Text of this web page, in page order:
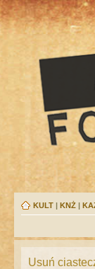
KULT | KNŻ |
Usuń